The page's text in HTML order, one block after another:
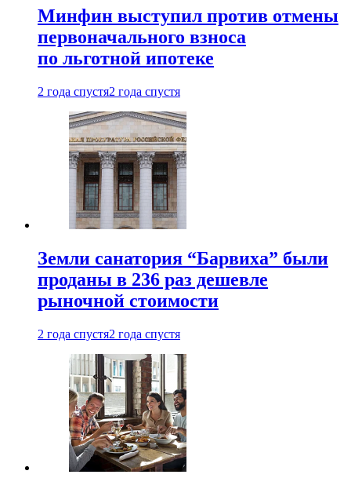
Минфин выступил против отмены
первоначального взноса
по льготной ипотеке
2 года спустя2 года спустя
Земли санатория “Барвиха” были
проданы в 236 раз дешевле
рыночной стоимости
2 года спустя2 года спустя